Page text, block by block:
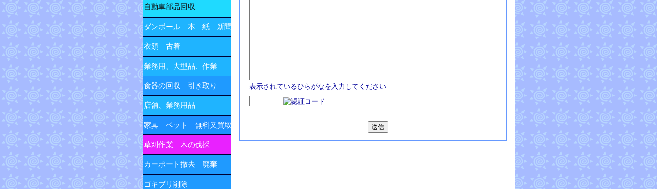
表示されているひらがなを入力してください
自動車部品回収
ダンボール 本 紙 新聞
衣類 古着
業務用、大型品、作業
食器の回収 引き取り
店舗、業務用品
家具 ベット 無料又買取
草刈作業 木の伐採
カーポート撤去 廃棄
ゴキブリ削除